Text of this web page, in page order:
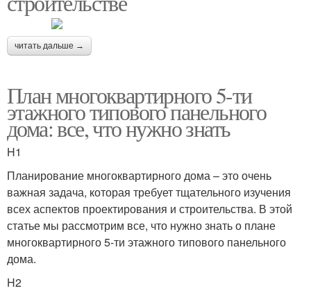
читать дальше →
План многоквартирного 5-ти
этажного типового панельного
дома: все, что нужно знать
H1
Планирование многоквартирного дома – это очень
важная задача, которая требует тщательного изучения
всех аспектов проектирования и строительства. В этой
статье мы рассмотрим все, что нужно знать о плане
многоквартирного 5-ти этажного типового панельного
дома.
H2